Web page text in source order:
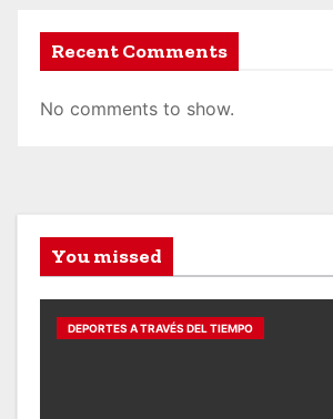
Recent Comments
No comments to show.
You missed
DEPORTES A TRAVÉS DEL TIEMPO